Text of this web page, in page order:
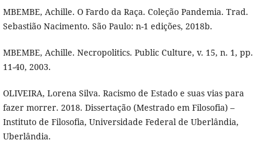
MBEMBE, Achille. O Fardo da Raça. Coleção Pandemia. Trad.
Sebastião Nacimento. São Paulo: n-1 edições, 2018b.
MBEMBE, Achille. Necropolitics. Public Culture, v. 15, n. 1, pp.
11-40, 2003.
OLIVEIRA, Lorena Silva. Racismo de Estado e suas vias para
fazer morrer. 2018. Dissertação (Mestrado em Filosofia) –
Instituto de Filosofia, Universidade Federal de Uberlândia,
Uberlândia.